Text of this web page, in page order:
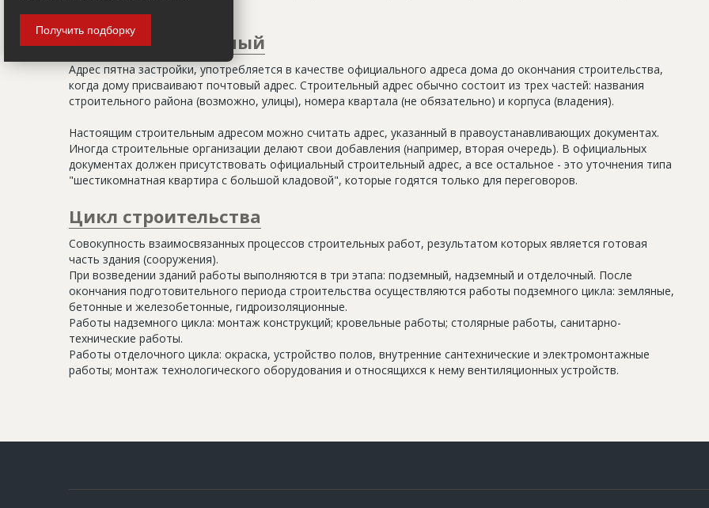
Адрес строительный
Адрес пятна застройки, употребляется в качестве официального адреса дома до окончания строительства,
когда дому присваивают почтовый адрес. Строительный адрес обычно состоит из трех частей: названия
строительного района (возможно, улицы), номера квартала (не обязательно) и корпуса (владения).
Настоящим строительным адресом можно считать адрес, указанный в правоустанавливающих документах.
Иногда строительные организации делают свои добавления (например, вторая очередь). В официальных
документах должен присутствовать официальный строительный адрес, а все остальное - это уточнения типа
"шестикомнатная квартира с большой кладовой", которые годятся только для переговоров.
Цикл строительства
Совокупность взаимосвязанных процессов строительных работ, результатом которых является готовая
часть здания (сооружения).
При возведении зданий работы выполняются в три этапа: подземный, надземный и отделочный. После
окончания подготовительного периода строительства осуществляются работы подземного цикла: земляные,
бетонные и железобетонные, гидроизоляционные.
Работы надземного цикла: монтаж конструкций; кровельные работы; столярные работы, санитарно-
технические работы.
Работы отделочного цикла: окраска, устройство полов, внутренние сантехнические и электромонтажные
работы; монтаж технологического оборудования и относящихся к нему вентиляционных устройств.
Получить подборку